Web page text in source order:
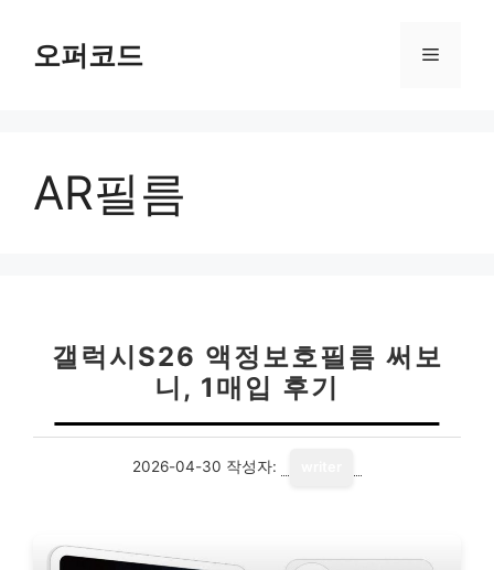
오퍼코드 메
AR필름
갤럭시S26 액정보호필름 써보
니, 1매입 후기
2026-04-30 작성자: